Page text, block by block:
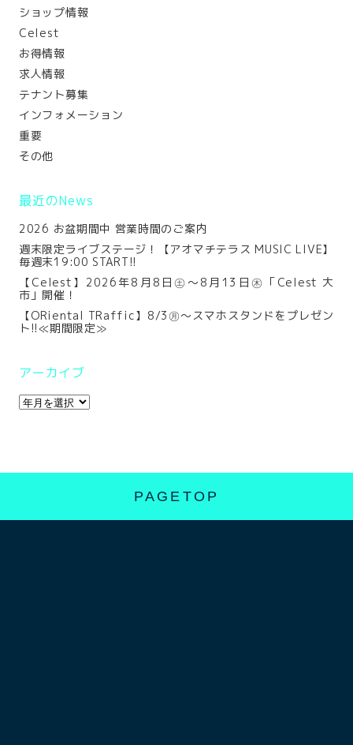
ショップ情報
Celest
お得情報
求人情報
テナント募集
インフォメーション
重要
その他
最近のNews
2026 お盆期間中 営業時間のご案内
週末限定ライブステージ！【アオマチテラス MUSIC LIVE】
毎週末19:00 START!!
【Celest】2026年8月8日㊏～8月13日㊍「Celest 大
市」開催！
【ORiental TRaffic】8/3㊊～スマホスタンドをプレゼン
ト!!≪期間限定≫
アーカイブ
PAGETOP